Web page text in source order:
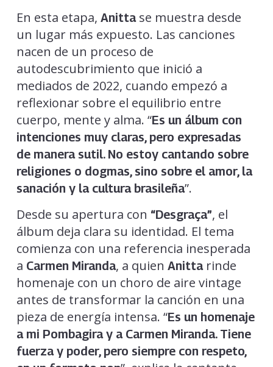
En esta etapa, Anittase muestra desde
un lugar más expuesto. Las canciones
nacen de un proceso de
autodescubrimiento que inició a
mediados de 2022, cuando empezó a
reflexionar sobre el equilibrio entre
cuerpo, mente y alma. “Es un álbum con
intenciones muy claras, pero expresadas
de manera sutil. No estoy cantando sobre
religiones o dogmas, sino sobre el amor, la
sanación y la cultura brasileña”.
Desde su apertura con “Desgraça”, el
álbum deja clara su identidad. El tema
comienza con una referencia inesperada
a Carmen Miranda, a quien Anittarinde
homenaje con un choro de aire vintage
antes de transformar la canción en una
pieza de energía intensa. “Es un homenaje
a mi Pombagira y a Carmen Miranda. Tiene
fuerza y poder, pero siempre con respeto,